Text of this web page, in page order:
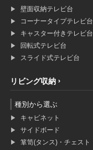
壁面収納テレビ台
コーナータイプテレビ台
キャスター付きテレビ台
回転式テレビ台
スライド式テレビ台
リビング収納
種別から選ぶ
キャビネット
サイドボード
箪笥(タンス)・チェスト